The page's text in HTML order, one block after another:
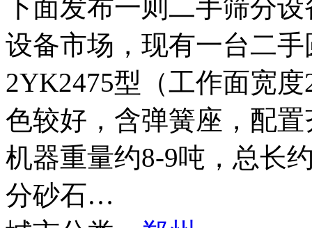
下面发布一则二手筛分
设备市场，现有一台二
2YK2475型（工作面宽
色较好，含弹簧座，配
机器重量约8-9吨，总长
分砂石…